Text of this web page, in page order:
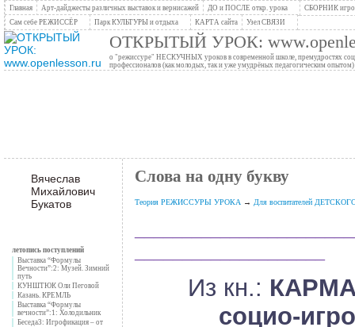
Главная Арт-дайджесты различных выставок и вернисажей ДО и ПОСЛЕ откр. урока
СБОРНИК
Сам себе РЕЖИССЁР
Парк КУЛЬТУРЫ и отдыха КАРТА сайта Узел СВЯЗИ
ОТКРЫТЫЙ УРОК:
о "режиссуре" НЕСКУЧНЫХ уроков в современной школе, премудростях
профессионалов (как молодых, так и уже умудрёных педагогическим опытом)
Вячеслав
Михайлович
Букатов
летопись поступлений
Выставка “Формулы
Вечности”:2: Музей. Зимний
путь
КУНШТЮК Оли Пеговой
Казань. КРЕМЛЬ
Выставка “Формулы
вечности”:1: Холодильник
Беседа3: Игрофикация – от
Слова на одну букву
Теория РЕЖИССУРЫ УРОКА→ Для воспитателей
Из кн.:
социо-